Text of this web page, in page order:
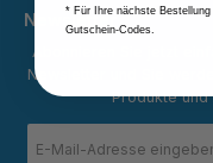
Newsletter
Abonnieren Sie jetzt
Newsletter und Sie
Produkte
Mail-
* Für Ihre nächste
Gutschein-Codes.